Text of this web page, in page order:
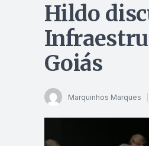
Hildo
Goiás
Marquinhos Marques